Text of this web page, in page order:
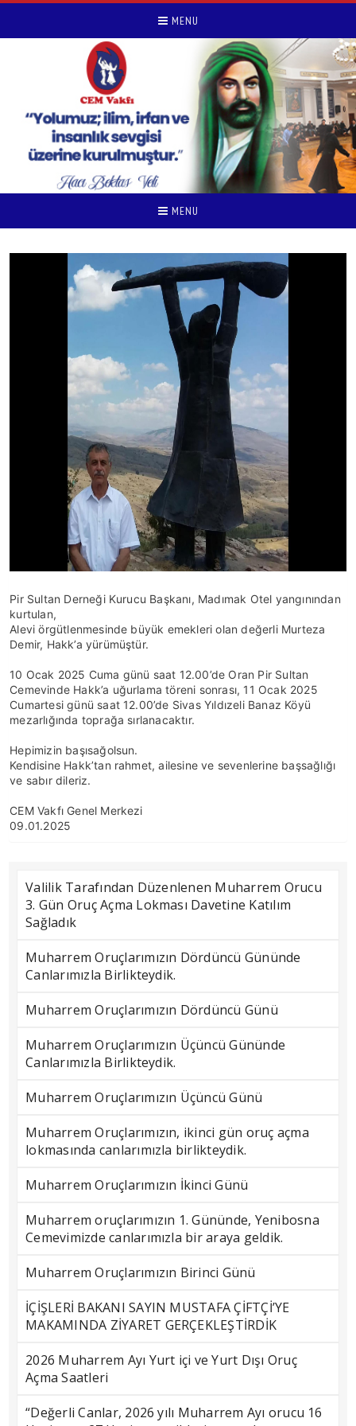
MENU
MENU
Pir Sultan Derneği Kurucu Başkanı, Madımak Otel yangınından
kurtulan,
Alevi örgütlenmesinde büyük emekleri olan değerli Murteza
Demir, Hakk’a yürümüştür.
10 Ocak 2025 Cuma günü saat 12.00’de Oran Pir Sultan
Cemevinde Hakk’a uğurlama töreni sonrası, 11 Ocak 2025
Cumartesi günü saat 12.00’de Sivas Yıldızeli Banaz Köyü
mezarlığında toprağa sırlanacaktır.
Hepimizin başısağolsun.
Kendisine Hakk’tan rahmet, ailesine ve sevenlerine başsağlığı
ve sabır dileriz.
CEM Vakfı Genel Merkezi
09.01.2025
Valilik Tarafından Düzenlenen Muharrem Orucu
3. Gün Oruç Açma Lokması Davetine Katılım
Sağladık
Muharrem Oruçlarımızın Dördüncü Gününde
Canlarımızla Birlikteydik.
Muharrem Oruçlarımızın Dördüncü Günü
Muharrem Oruçlarımızın Üçüncü Gününde
Canlarımızla Birlikteydik.
Muharrem Oruçlarımızın Üçüncü Günü
Muharrem Oruçlarımızın, ikinci gün oruç açma
lokmasında canlarımızla birlikteydik.
Muharrem Oruçlarımızın İkinci Günü
Muharrem oruçlarımızın 1. Gününde, Yenibosna
Cemevimizde canlarımızla bir araya geldik.
Muharrem Oruçlarımızın Birinci Günü
İÇİŞLERİ BAKANI SAYIN MUSTAFA ÇİFTÇİ’YE
MAKAMINDA ZİYARET GERÇEKLEŞTİRDİK
2026 Muharrem Ayı Yurt içi ve Yurt Dışı Oruç
Açma Saatleri
“Değerli Canlar, 2026 yılı Muharrem Ayı orucu 16